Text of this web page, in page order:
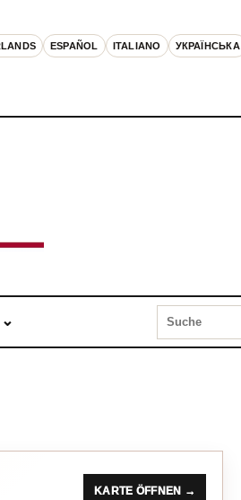
ESPAÑOL ITALIANO УКРАЇНСЬКА
KARTE ÖFFNEN →